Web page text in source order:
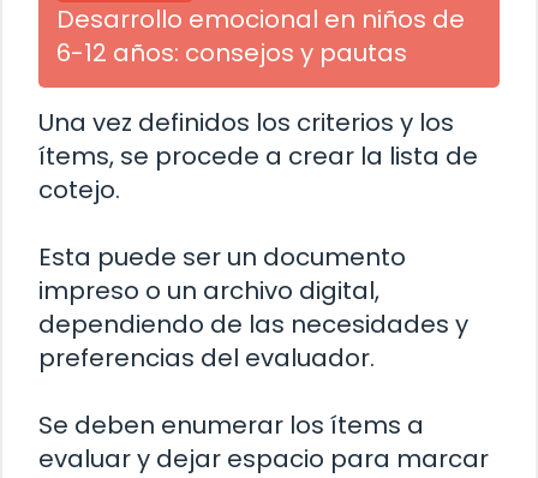
Desarrollo emocional en niños de
6-12 años: consejos y pautas
Una vez definidos los criterios y los
ítems, se procede a crear la lista de
cotejo.
Esta puede ser un documento
impreso o un archivo digital,
dependiendo de las necesidades y
preferencias del evaluador.
Se deben enumerar los ítems a
evaluar y dejar espacio para marcar